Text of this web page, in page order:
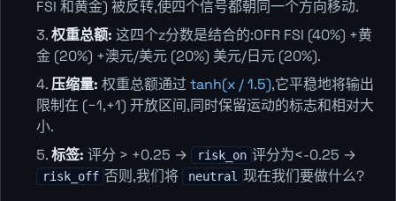
FSI 和黄金) 被反转,使四个信号都朝同一个方向移动.
权重总额: 这四个z分数是结合的:OFR FSI (40%) +黄
金 (20%) +澳元/美元 (20%) 美元/日元 (20%).
压缩量: 权重总额通过 tanh(x / 1.5),它平稳地将输出
限制在 (−1,+1) 开放区间,同时保留运动的标志和相对大
小.
标签: 评分 > +0.25 → risk_on 评分为<-0.25 →
risk_off 否则,我们将 neutral 现在我们要做什么?